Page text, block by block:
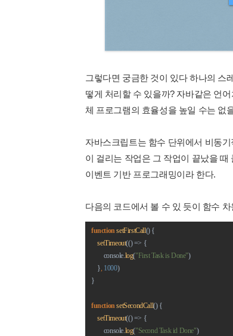
그렇다면 궁금한 것이 있다 하나의 스
떻게 처리할 수 있을까? 자바같은 언
체 프로그램의 효율성을 높일 수는 없
자바스크립트는 함수 단위에서 비동
이 걸리는 작업은 그 작업이 끝났을
이벤트 기반 프로그래밍이라 한다.
다음의 코드에서 볼 수 있 듯이 함수
function setFirstCall() {
setTimeout(() => {
        console.
log("First Task is Done")
    }
, 1000)
}
function setSecondCall() {
setTimeout(() => {
        console.
log("Second Task id Done")